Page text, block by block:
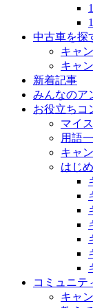
中古車を探
キャ
キャ
新着記事
みんなのア
お役立ちコ
マイ
用語
キャ
はじ
コミュニテ
キャ